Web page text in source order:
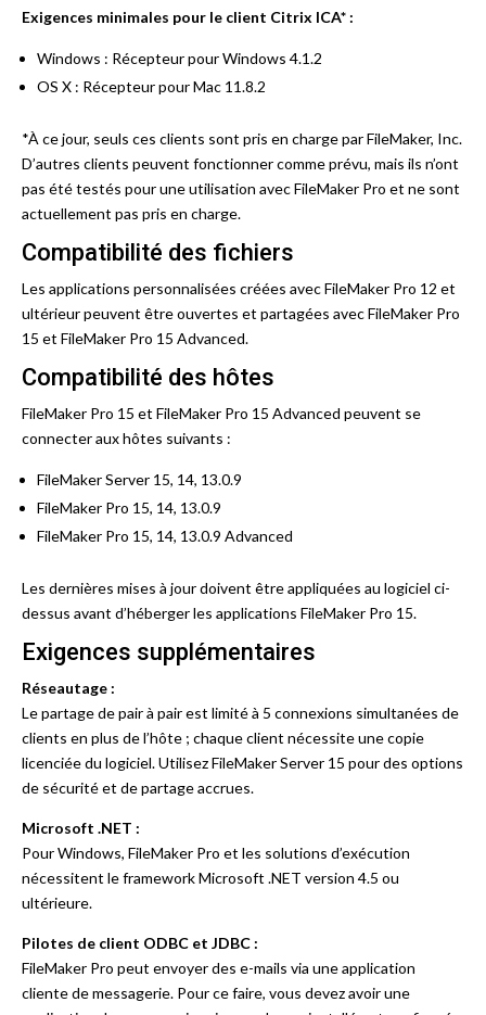
Exigences minimales pour le client Citrix ICA* :
Windows : Récepteur pour Windows 4.1.2
OS X : Récepteur pour Mac 11.8.2
*À ce jour, seuls ces clients sont pris en charge par FileMaker, Inc.
D’autres clients peuvent fonctionner comme prévu, mais ils n’ont
pas été testés pour une utilisation avec FileMaker Pro et ne sont
actuellement pas pris en charge.
Compatibilité des fichiers
Les applications personnalisées créées avec FileMaker Pro 12 et
ultérieur peuvent être ouvertes et partagées avec FileMaker Pro
15 et FileMaker Pro 15 Advanced.
Compatibilité des hôtes
FileMaker Pro 15 et FileMaker Pro 15 Advanced peuvent se
connecter aux hôtes suivants :
FileMaker Server 15, 14, 13.0.9
FileMaker Pro 15, 14, 13.0.9
FileMaker Pro 15, 14, 13.0.9 Advanced
Les dernières mises à jour doivent être appliquées au logiciel ci-
dessus avant d’héberger les applications FileMaker Pro 15.
Exigences supplémentaires
Réseautage :
Le partage de pair à pair est limité à 5 connexions simultanées de
clients en plus de l’hôte ; chaque client nécessite une copie
licenciée du logiciel. Utilisez FileMaker Server 15 pour des options
de sécurité et de partage accrues.
Microsoft .NET :
Pour Windows, FileMaker Pro et les solutions d’exécution
nécessitent le framework Microsoft .NET version 4.5 ou
ultérieure.
Pilotes de client ODBC et JDBC :
FileMaker Pro peut envoyer des e-mails via une application
cliente de messagerie. Pour ce faire, vous devez avoir une